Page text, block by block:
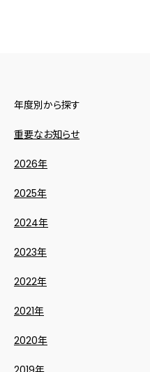
年度別から探す
重要なお知らせ
2026年
2025年
2024年
2023年
2022年
2021年
2020年